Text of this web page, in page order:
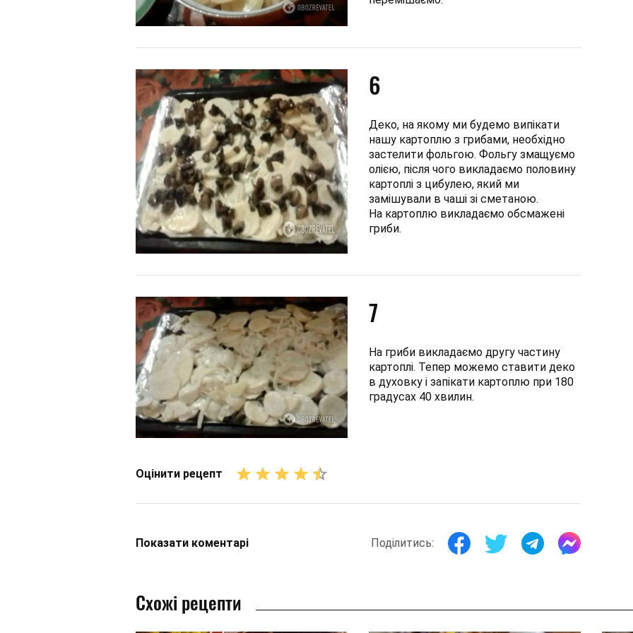
6
Деко, на якому ми будемо випікати
нашу картоплю з грибами, необхідно
застелити фольгою. Фольгу змащуємо
олією, після чого викладаємо половину
картоплі з цибулею, який ми
замішували в чаші зі сметаною.
На картоплю викладаємо обсмажені
гриби.
7
На гриби викладаємо другу частину
картоплі. Тепер можемо ставити деко
в духовку і запікати картоплю при 180
градусах 40 хвилин.
Оцінити рецепт
Показати коментарі Поділитись:
Схожі рецепти